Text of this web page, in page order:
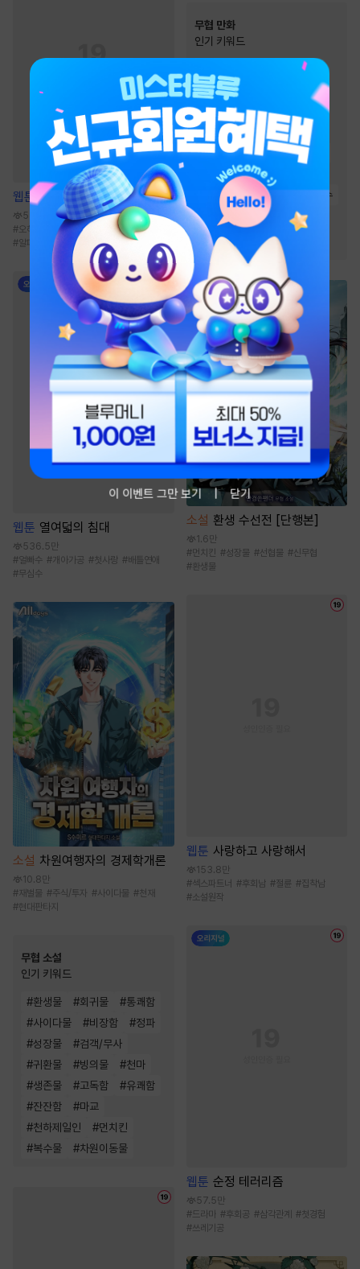
웹툰 신혼부부 특별전형
531.6만
#오해/착각 #연애/결혼 짝사랑 #연상수
#알파공
웹툰 열여덟의 침대
536.5만
#얼빠수 # 개아가공 #첫사랑 #배틀연애
#무심수
소설 차원여행자의 경제학개론
10.8만
# 재벌물 #주식/투자 #사이다물 #천재
#현대판타지
무협 소설
인기 키워드
#환생물 #회귀물 #통쾌함
#사이다물 #비장함 #정파
#성장물 #검객/무사
#귀환물 #빙의물 #천마
#생존물 #고독함 #유쾌함
#잔잔함 #마교
#천하제일인 #먼치킨
#복수물 #차원이동물
무협 만화
인기 키워드
성장물
#죽음/살인
#소설원작 #복수물
# 전쟁물
#2024 정액제 무협
복수
소림 #환생물
정파 # 역사/시대물
살수
#
사파
무림맹
#천하제일인
2025 정액제 무협
소설 환생 수선전 [단행본]
1.6만
#먼치킨 #성장물 #선협물 #신무협
#환생물
웹툰 사랑하고 사랑해서
153.8만
#섹스파트너 #후회남 #절륜 #집착남
#소설원작
웹툰 순정 테러리즘
57.5만
#드라마 #후회공 #삼각관계 #첫경험
#쓰레기공
이 이벤트 그만 보기 닫기